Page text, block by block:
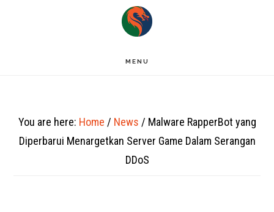
MENU
You are here: Home / News / Malware RapperBot yang
Diperbarui Menargetkan Server Game Dalam Serangan
DDoS